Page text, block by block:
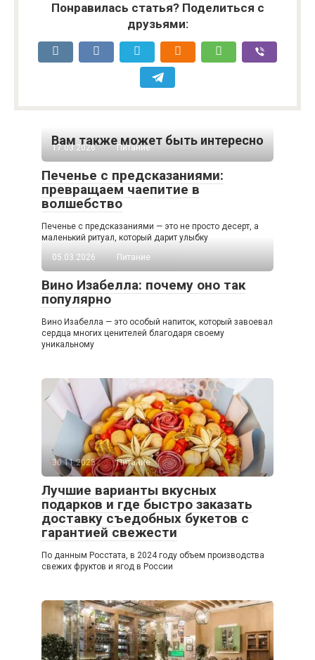
Понравилась статья? Поделиться с
друзьями:
Вам также может быть интересно
17.03.2026 Питание
Печенье с предсказаниями:
превращаем чаепитие в
волшебство
Печенье с предсказаниями — это не просто десерт, а
маленький ритуал, который дарит улыбку
05.03.2026
Питание
Вино Изабелла: почему оно так
популярно
Вино Изабелла — это особый напиток, который завоевал
сердца многих ценителей благодаря своему
уникальному
30.11.2025 Питание
Лучшие варианты вкусных
подарков и где быстро заказать
доставку съедобных букетов с
гарантией свежести
По данным Росстата, в 2024 году объем производства
свежих фруктов и ягод в России